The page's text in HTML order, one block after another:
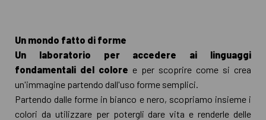
Un mondo fatto di forme
Un laboratorio per accedere ai linguaggi
fondamentali del colore e per scoprire come si crea
un'immagine partendo dall'uso forme semplici.
Partendo dalle forme in bianco e nero, scopriamo insieme i
colori da utilizzare per potergli dare vita e renderle delle